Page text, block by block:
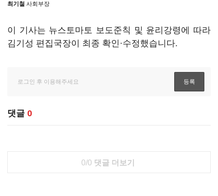
최기철 사회부장
이 기사는 뉴스토마토 보도준칙 및 윤리강령에 따라
김기성 편집국장이 최종 확인·수정했습니다.
댓글 0
0/0 댓글 더보기